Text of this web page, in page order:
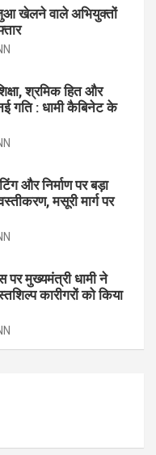
खेलने वाले अभियुक्तों
श्रमिक हित और
गति : धामी कैबिनेट के
और निर्माण पर बड़ा
मसूरी मार्ग पर
पर मुख्यमंत्री धामी ने
कारीगरों को किया